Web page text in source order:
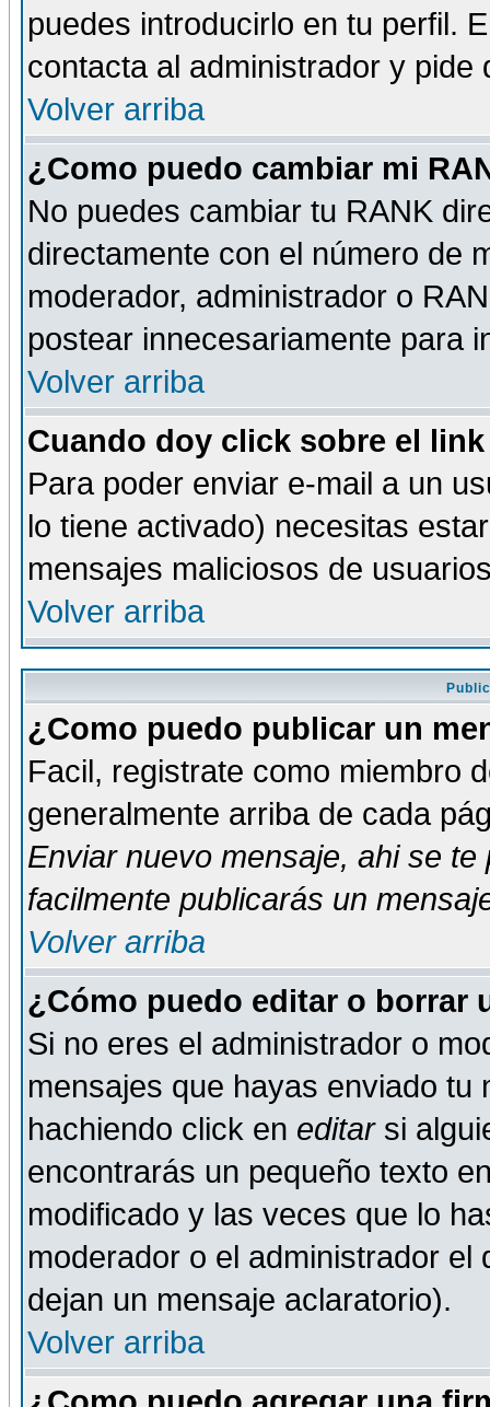
puedes introducirlo en tu perfil.
contacta al administrador y
Volver arriba
¿Como puedo cambiar mi
No puedes cambiar tu RANK
directamente con el número de
moderador, administrador o
postear innecesariamente para
Volver arriba
Cuando doy click sobre el
Para poder enviar e-mail a un
lo tiene activado) necesitas
mensajes maliciosos de
Volver arriba
¿Como puedo publicar un
Facil, registrate como miembro
generalmente arriba de cada
Enviar nuevo mensaje, ahi se te
facilmente publicarás un
Volver arriba
¿Cómo puedo editar o borrar
Si no eres el administrador o
mensajes que hayas enviado tu
hachiendo click en editarsi
encontrarás un pequeño texto
modificado y las veces que lo
moderador o el administrador
dejan un mensaje aclaratorio).
Volver arriba